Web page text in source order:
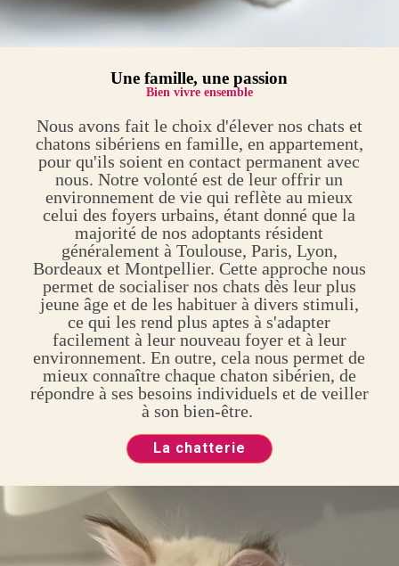
Une famille, une passion
Bien vivre ensemble
Nous avons fait le choix d'élever nos chats et
chatons sibériens en famille, en appartement,
pour qu'ils soient en contact permanent avec
nous. Notre volonté est de leur offrir un
environnement de vie qui reflète au mieux
celui des foyers urbains, étant donné que la
majorité de nos adoptants résident
généralement à Toulouse, Paris, Lyon,
Bordeaux et Montpellier. Cette approche nous
permet de socialiser nos chats dès leur plus
jeune âge et de les habituer à divers stimuli,
ce qui les rend plus aptes à s'adapter
facilement à leur nouveau foyer et à leur
environnement. En outre, cela nous permet de
mieux connaître chaque chaton sibérien, de
répondre à ses besoins individuels et de veiller
à son bien-être.
La chatterie